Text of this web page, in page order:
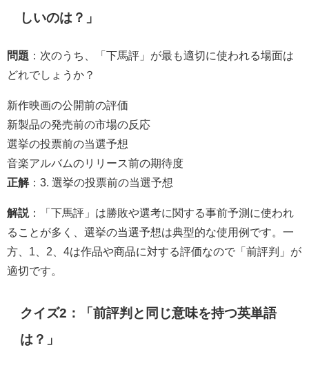
しいのは？」
問題 ：次のうち、「下馬評」が最も適切に使われる場面は
どれでしょうか？
新作映画の公開前の評価
新製品の発売前の市場の反応
選挙の投票前の当選予想
音楽アルバムのリリース前の期待度
正解：3. 選挙の投票前の当選予想
解説 ：「下馬評」は勝敗や選考に関する事前予測に使われ
ることが多く、選挙の当選予想は典型的な使用例です。一
方、1、2、4は作品や商品に対する評価なので「前評判」が
適切です。
クイズ2：「前評判と同じ意味を持つ英単語
は？」